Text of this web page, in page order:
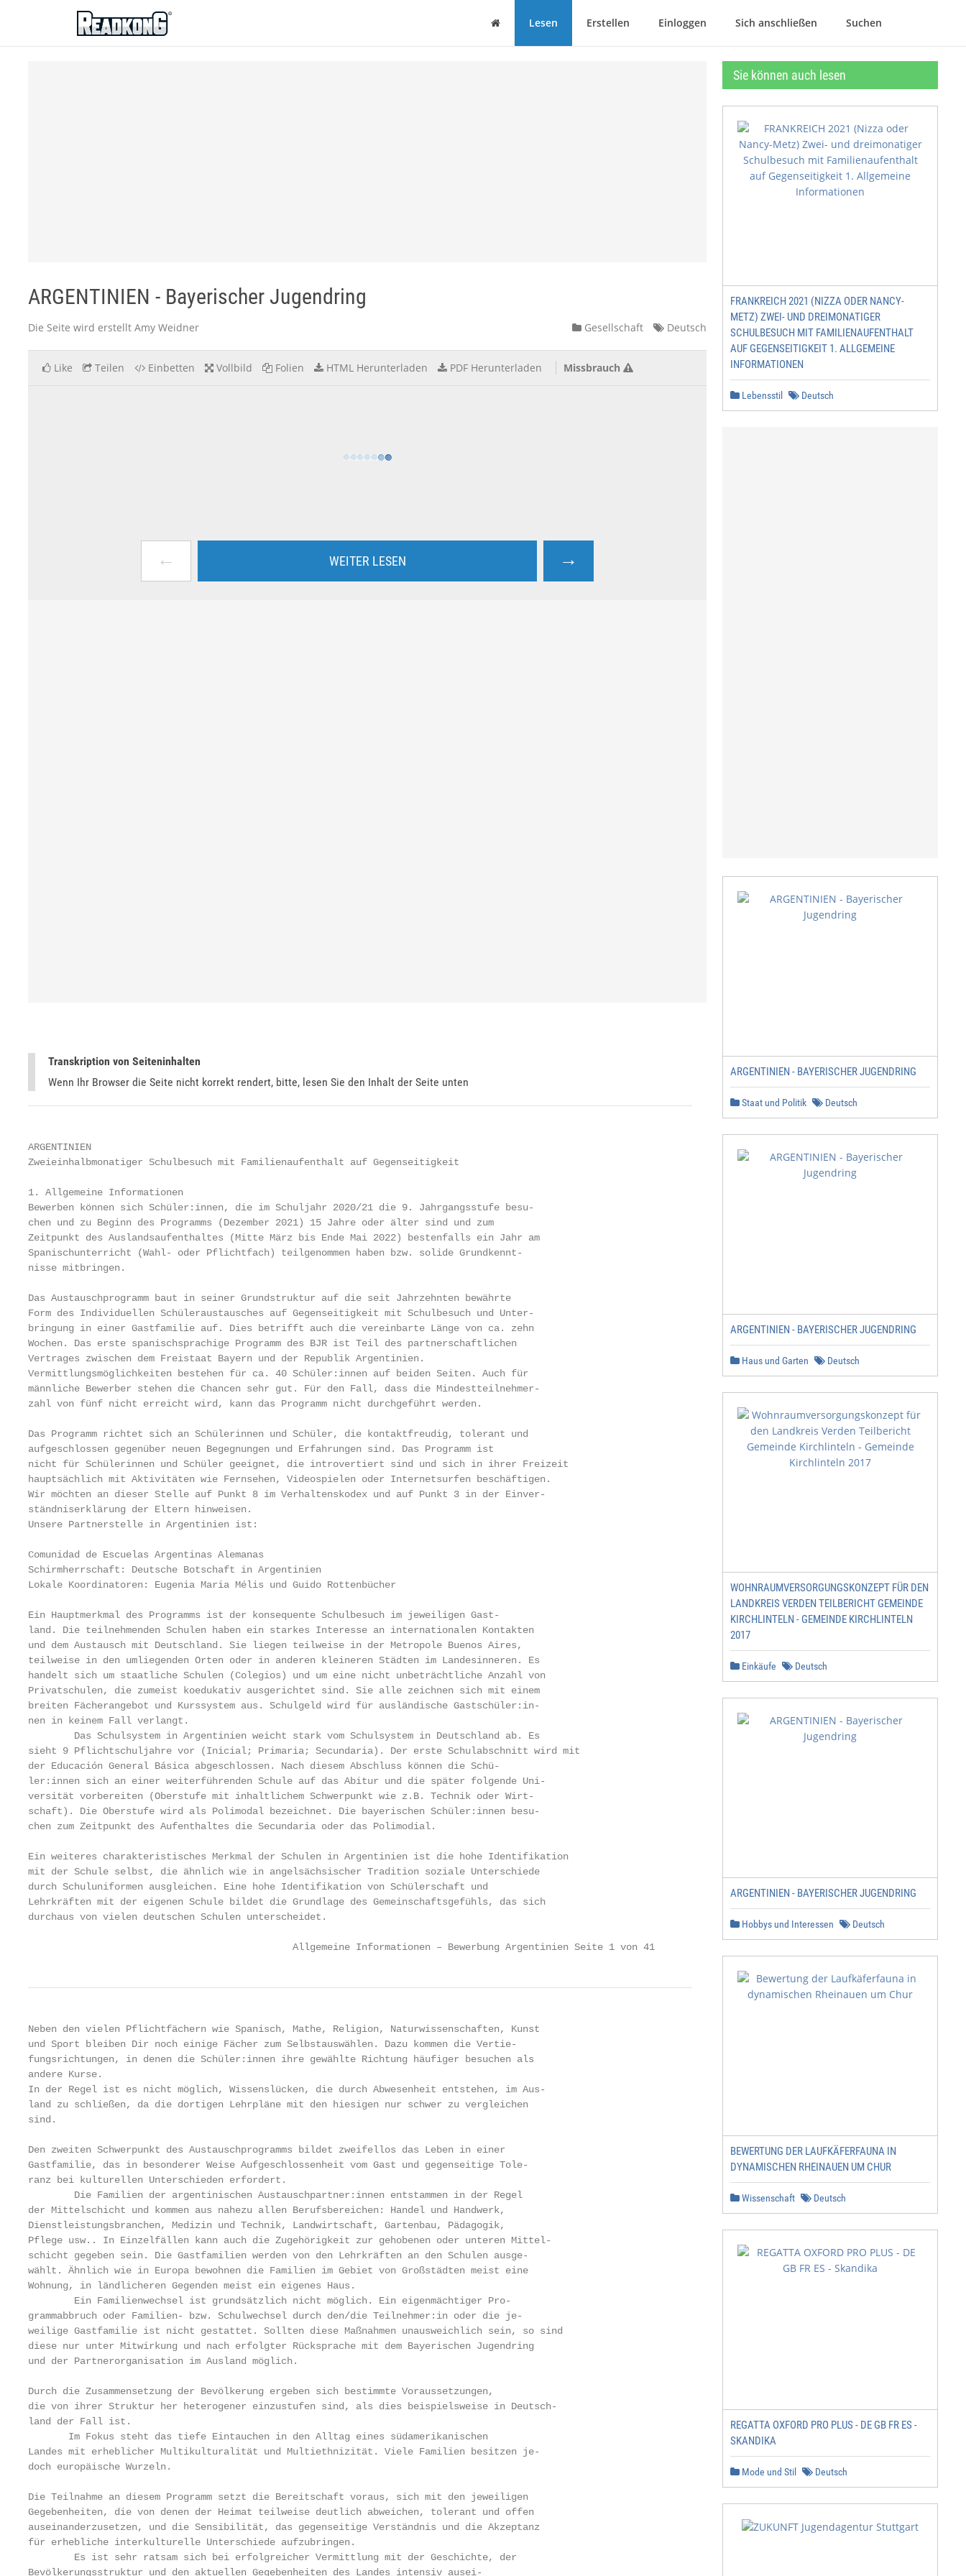
ReadkonG
Haus Lesen Erstellen Einloggen Sich anschließen Suchen
ARGENTINIEN - Bayerischer Jugendring
Die Seite wird erstellt Amy Weidner Gesellschaft Deutsch
Like Teilen Einbetten Vollbild Folien HTML Herunterladen PDF Herunterladen Missbrauch
← WEITER LESEN →
Transkription von Seiteninhalten
Wenn Ihr Browser die Seite nicht korrekt rendert, bitte, lesen Sie den Inhalt der Seite unten
ARGENTINIEN
Zweieinhalbmonatiger Schulbesuch mit Familienaufenthalt auf Gegenseitigkeit
1. Allgemeine Informationen
Bewerben können sich Schüler:innen, die im Schuljahr 2020/21 die 9. Jahrgangsstufe besu-
chen und zu Beginn des Programms (Dezember 2021) 15 Jahre oder älter sind und zum
Zeitpunkt des Auslandsaufenthaltes (Mitte März bis Ende Mai 2022) bestenfalls ein Jahr am
Spanischunterricht (Wahl- oder Pflichtfach) teilgenommen haben bzw. solide Grundkennt-
nisse mitbringen.
Das Austauschprogramm baut in seiner Grundstruktur auf die seit Jahrzehnten bewährte
Form des Individuellen Schüleraustausches auf Gegenseitigkeit mit Schulbesuch und Unter-
bringung in einer Gastfamilie auf. Dies betrifft auch die vereinbarte Länge von ca. zehn
Wochen. Das erste spanischsprachige Programm des BJR ist Teil des partnerschaftlichen
Vertrages zwischen dem Freistaat Bayern und der Republik Argentinien.
Vermittlungsmöglichkeiten bestehen für ca. 40 Schüler:innen auf beiden Seiten. Auch für
männliche Bewerber stehen die Chancen sehr gut. Für den Fall, dass die Mindestteilnehmer-
zahl von fünf nicht erreicht wird, kann das Programm nicht durchgeführt werden.
Das Programm richtet sich an Schülerinnen und Schüler, die kontaktfreudig, tolerant und
aufgeschlossen gegenüber neuen Begegnungen und Erfahrungen sind. Das Programm ist
nicht für Schülerinnen und Schüler geeignet, die introvertiert sind und sich in ihrer Freizeit
hauptsächlich mit Aktivitäten wie Fernsehen, Videospielen oder Internetsurfen beschäftigen.
Wir möchten an dieser Stelle auf Punkt 8 im Verhaltenskodex und auf Punkt 3 in der Einver-
ständniserklärung der Eltern hinweisen.
Unsere Partnerstelle in Argentinien ist:
Comunidad de Escuelas Argentinas Alemanas
Schirmherrschaft: Deutsche Botschaft in Argentinien
Lokale Koordinatoren: Eugenia Maria Mélis und Guido Rottenbücher
Ein Hauptmerkmal des Programms ist der konsequente Schulbesuch im jeweiligen Gast-
land. Die teilnehmenden Schulen haben ein starkes Interesse an internationalen Kontakten
und dem Austausch mit Deutschland. Sie liegen teilweise in der Metropole Buenos Aires,
teilweise in den umliegenden Orten oder in anderen kleineren Städten im Landesinneren. Es
handelt sich um staatliche Schulen (Colegios) und um eine nicht unbeträchtliche Anzahl von
Privatschulen, die zumeist koedukativ ausgerichtet sind. Sie alle zeichnen sich mit einem
breiten Fächerangebot und Kurssystem aus. Schulgeld wird für ausländische Gastschüler:in-
nen in keinem Fall verlangt.
        Das Schulsystem in Argentinien weicht stark vom Schulsystem in Deutschland ab. Es
sieht 9 Pflichtschuljahre vor (Inicial; Primaria; Secundaria). Der erste Schulabschnitt wird mit
der Educación General Básica abgeschlossen. Nach diesem Abschluss können die Schü-
ler:innen sich an einer weiterführenden Schule auf das Abitur und die später folgende Uni-
versität vorbereiten (Oberstufe mit inhaltlichem Schwerpunkt wie z.B. Technik oder Wirt-
schaft). Die Oberstufe wird als Polimodal bezeichnet. Die bayerischen Schüler:innen besu-
chen zum Zeitpunkt des Aufenthaltes die Secundaria oder das Polimodial.
Ein weiteres charakteristisches Merkmal der Schulen in Argentinien ist die hohe Identifikation
mit der Schule selbst, die ähnlich wie in angelsächsischer Tradition soziale Unterschiede
durch Schuluniformen ausgleichen. Eine hohe Identifikation von Schülerschaft und
Lehrkräften mit der eigenen Schule bildet die Grundlage des Gemeinschaftsgefühls, das sich
durchaus von vielen deutschen Schulen unterscheidet.
                                              Allgemeine Informationen – Bewerbung Argentinien Seite 1 von 41
Neben den vielen Pflichtfächern wie Spanisch, Mathe, Religion, Naturwissenschaften, Kunst
und Sport bleiben Dir noch einige Fächer zum Selbstauswählen. Dazu kommen die Vertie-
fungsrichtungen, in denen die Schüler:innen ihre gewählte Richtung häufiger besuchen als
andere Kurse.
In der Regel ist es nicht möglich, Wissenslücken, die durch Abwesenheit entstehen, im Aus-
land zu schließen, da die dortigen Lehrpläne mit den hiesigen nur schwer zu vergleichen
sind.
Den zweiten Schwerpunkt des Austauschprogramms bildet zweifellos das Leben in einer
Gastfamilie, das in besonderer Weise Aufgeschlossenheit vom Gast und gegenseitige Tole-
ranz bei kulturellen Unterschieden erfordert.
        Die Familien der argentinischen Austauschpartner:innen entstammen in der Regel
der Mittelschicht und kommen aus nahezu allen Berufsbereichen: Handel und Handwerk,
Dienstleistungsbranchen, Medizin und Technik, Landwirtschaft, Gartenbau, Pädagogik,
Pflege usw.. In Einzelfällen kann auch die Zugehörigkeit zur gehobenen oder unteren Mittel-
schicht gegeben sein. Die Gastfamilien werden von den Lehrkräften an den Schulen ausge-
wählt. Ähnlich wie in Europa bewohnen die Familien im Gebiet von Großstädten meist eine
Wohnung, in ländlicheren Gegenden meist ein eigenes Haus.
        Ein Familienwechsel ist grundsätzlich nicht möglich. Ein eigenmächtiger Pro-
grammabbruch oder Familien- bzw. Schulwechsel durch den/die Teilnehmer:in oder die je-
weilige Gastfamilie ist nicht gestattet. Sollten diese Maßnahmen unausweichlich sein, so sind
diese nur unter Mitwirkung und nach erfolgter Rücksprache mit dem Bayerischen Jugendring
und der Partnerorganisation im Ausland möglich.
Durch die Zusammensetzung der Bevölkerung ergeben sich bestimmte Voraussetzungen,
die von ihrer Struktur her heterogener einzustufen sind, als dies beispielsweise in Deutsch-
land der Fall ist.
       Im Fokus steht das tiefe Eintauchen in den Alltag eines südamerikanischen
Landes mit erheblicher Multikulturalität und Multiethnizität. Viele Familien besitzen je-
doch europäische Wurzeln.
Die Teilnahme an diesem Programm setzt die Bereitschaft voraus, sich mit den jeweiligen
Gegebenheiten, die von denen der Heimat teilweise deutlich abweichen, tolerant und offen
auseinanderzusetzen, und die Sensibilität, das gegenseitige Verständnis und die Akzeptanz
für erhebliche interkulturelle Unterschiede aufzubringen.
        Es ist sehr ratsam sich bei erfolgreicher Vermittlung mit der Geschichte, der
Bevölkerungsstruktur und den aktuellen Gegebenheiten des Landes intensiv ausei-
Sie können auch lesen
FRANKREICH 2021 (NIZZA ODER NANCY-
METZ) ZWEI- UND DREIMONATIGER
SCHULBESUCH MIT FAMILIENAUFENTHALT
AUF GEGENSEITIGKEIT 1. ALLGEMEINE
INFORMATIONEN
Lebensstil Deutsch
ARGENTINIEN - BAYERISCHER JUGENDRING
Staat und Politik Deutsch
ARGENTINIEN - BAYERISCHER JUGENDRING
Haus und Garten Deutsch
WOHNRAUMVERSORGUNGSKONZEPT FÜR DEN
LANDKREIS VERDEN TEILBERICHT GEMEINDE
KIRCHLINTELN - GEMEINDE KIRCHLINTELN
2017
Einkäufe Deutsch
ARGENTINIEN - BAYERISCHER JUGENDRING
Hobbys und Interessen Deutsch
BEWERTUNG DER LAUFKÄFERFAUNA IN
DYNAMISCHEN RHEINAUEN UM CHUR
Wissenschaft Deutsch
REGATTA OXFORD PRO PLUS - DE GB FR ES -
SKANDIKA
Mode und Stil Deutsch